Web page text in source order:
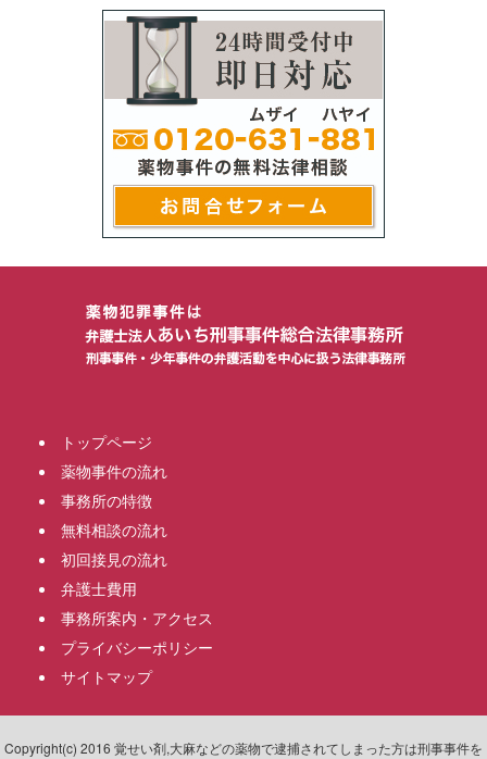
トップページ
薬物事件の流れ
事務所の特徴
無料相談の流れ
初回接見の流れ
弁護士費用
事務所案内・アクセス
プライバシーポリシー
サイトマップ
Copyright(c) 2016 覚せい剤,大麻などの薬物で逮捕されてしまった方は刑事事件を